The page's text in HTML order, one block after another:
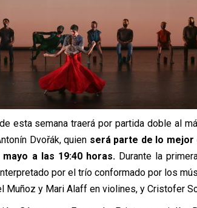
esta semana traerá por partida doble al
Dvořák, quien será parte de lo mejor
a las 19:40 horas.Durante la
por el trío conformado por los
Muñoz y Mari Alaff en violines, y Cristofer